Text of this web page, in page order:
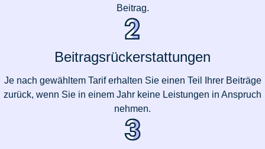
Beitrag.
Beitragsrückerstattungen
Je nach gewähltem Tarif erhalten Sie einen Teil Ihrer Beiträge
zurück, wenn Sie in einem Jahr keine Leistungen in Anspruch
nehmen.